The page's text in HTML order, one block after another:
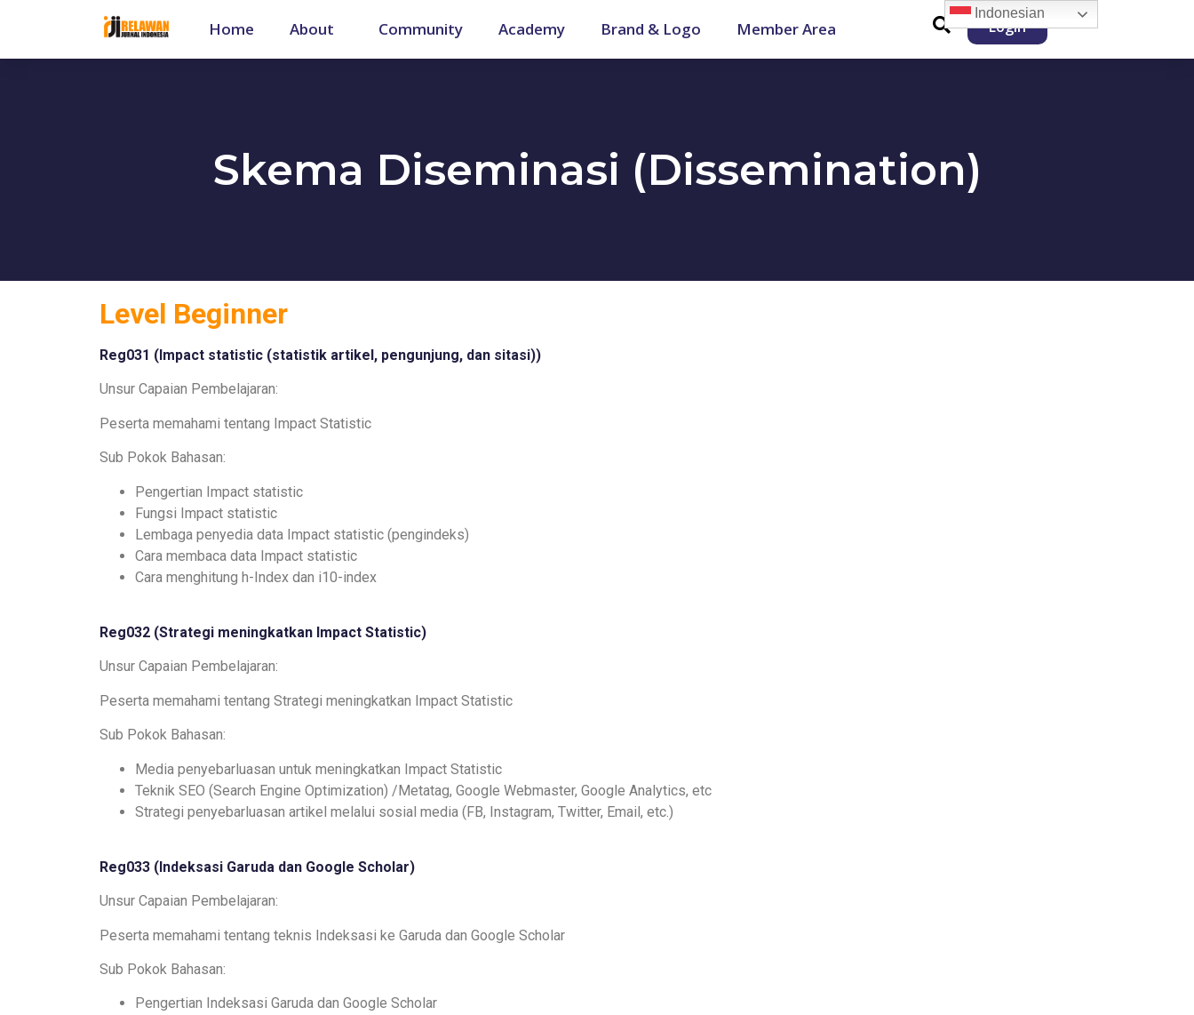
Home About Community Academy Brand & Logo Member Area Login
Skema Diseminasi (Dissemination)
Level Beginner
Reg031 (Impact statistic (statistik artikel, pengunjung, dan sitasi))
Unsur Capaian Pembelajaran:
Peserta memahami tentang Impact Statistic
Sub Pokok Bahasan:
Pengertian Impact statistic
Fungsi Impact statistic
Lembaga penyedia data Impact statistic (pengindeks)
Cara membaca data Impact statistic
Cara menghitung h-Index dan i10-index
Reg032 (Strategi meningkatkan Impact Statistic)
Unsur Capaian Pembelajaran:
Peserta memahami tentang Strategi meningkatkan Impact Statistic
Sub Pokok Bahasan:
Media penyebarluasan untuk meningkatkan Impact Statistic
Teknik SEO (Search Engine Optimization) /Metatag, Google Webmaster, Google Analytics, etc
Strategi penyebarluasan artikel melalui sosial media (FB, Instagram, Twitter, Email, etc.)
Reg033 (Indeksasi Garuda dan Google Scholar)
Unsur Capaian Pembelajaran:
Peserta memahami tentang teknis Indeksasi ke Garuda dan Google Scholar
Sub Pokok Bahasan:
Pengertian Indeksasi Garuda dan Google Scholar
Indonesian